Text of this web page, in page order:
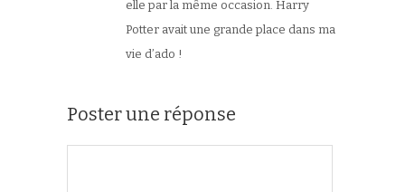
elle par la même occasion. Harry
Potter avait une grande place dans ma
vie d’ado !
Poster une réponse